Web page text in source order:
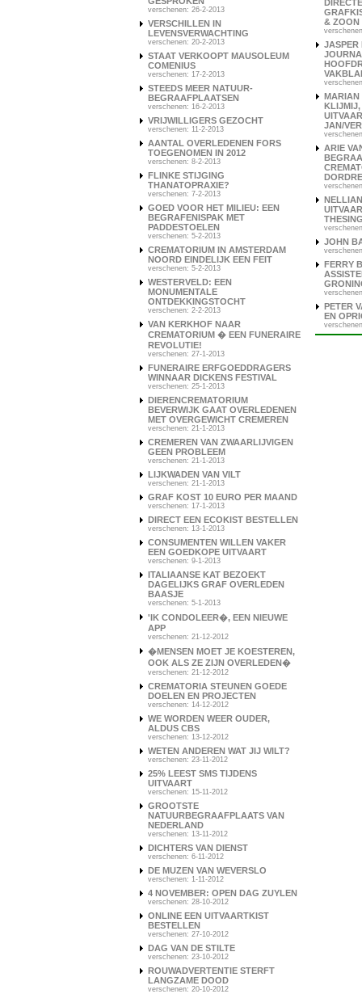
verschenen: 26-2-2013
VERSCHILLEN IN
LEVENSVERWACHTING
verschenen: 20-2-2013
STAAT VERKOOPT MAUSOLEUM
COMENIUS
verschenen: 17-2-2013
STEEDS MEER NATUUR-
BEGRAAFPLAATSEN
verschenen: 16-2-2013
VRIJWILLIGERS GEZOCHT
verschenen: 11-2-2013
AANTAL OVERLEDENEN FORS
TOEGENOMEN IN 2012
verschenen: 8-2-2013
FLINKE STIJGING
THANATOPRAXIE?
verschenen: 7-2-2013
GOED VOOR HET MILIEU: EEN
BEGRAFENISPAK MET
PADDESTOELEN
verschenen: 5-2-2013
CREMATORIUM IN AMSTERDAM
NOORD EINDELIJK EEN FEIT
verschenen: 5-2-2013
WESTERVELD: EEN
MONUMENTALE
ONTDEKKINGSTOCHT
verschenen: 2-2-2013
VAN KERKHOF NAAR
CREMATORIUM � EEN FUNERAIRE
REVOLUTIE!
verschenen: 27-1-2013
FUNERAIRE ERFGOEDDRAGERS
WINNAAR DICKENS FESTIVAL
verschenen: 25-1-2013
DIERENCREMATORIUM
BEVERWIJK GAAT OVERLEDENEN
MET OVERGEWICHT CREMEREN
verschenen: 21-1-2013
CREMEREN VAN ZWAARLIJVIGEN
GEEN PROBLEEM
verschenen: 21-1-2013
LIJKWADEN VAN VILT
verschenen: 21-1-2013
GRAF KOST 10 EURO PER MAAND
verschenen: 17-1-2013
DIRECT EEN ECOKIST BESTELLEN
verschenen: 13-1-2013
CONSUMENTEN WILLEN VAKER
EEN GOEDKOPE UITVAART
verschenen: 9-1-2013
ITALIAANSE KAT BEZOEKT
DAGELIJKS GRAF OVERLEDEN
BAASJE
verschenen: 5-1-2013
'IK CONDOLEER�, EEN NIEUWE
APP
verschenen: 21-12-2012
�MENSEN MOET JE KOESTEREN,
OOK ALS ZE ZIJN OVERLEDEN�
verschenen: 21-12-2012
CREMATORIA STEUNEN GOEDE
DOELEN EN PROJECTEN
verschenen: 14-12-2012
WE WORDEN WEER OUDER,
ALDUS CBS
verschenen: 13-12-2012
WETEN ANDEREN WAT JIJ WILT?
verschenen: 23-11-2012
25% LEEST SMS TIJDENS
UITVAART
verschenen: 15-11-2012
GROOTSTE
NATUURBEGRAAFPLAATS VAN
NEDERLAND
verschenen: 13-11-2012
DICHTERS VAN DIENST
verschenen: 6-11-2012
DE MUZEN VAN WEVERSLO
verschenen: 1-11-2012
4 NOVEMBER: OPEN DAG ZUYLEN
verschenen: 28-10-2012
ONLINE EEN UITVAARTKIST
BESTELLEN
verschenen: 27-10-2012
DAG VAN DE STILTE
verschenen: 23-10-2012
ROUWADVERTENTIE STERFT
LANGZAME DOOD
verschenen: 20-10-2012
& ZOON
JASPER
MARIAN
KLIJMIJ,
JAN/
ARIE
JOHN
FERRY
PETER
EN